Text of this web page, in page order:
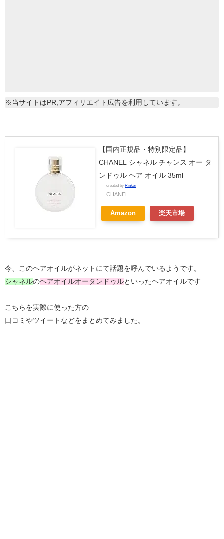
※当サイトはPR,アフィリエイト広告を利用しています。
【国内正規品・特別限定品】
CHANEL シャネル チャンス オー タ
ンドゥル ヘア オイル 35ml
created by Rinker
CHANEL
Amazon 楽天市場
今、このヘアオイルがネットにて話題を呼んでいるようです。
シャネルのヘアオイルオータンドゥルといったヘアオイルです
こちらを実際に使った方の
口コミやツイートなどをまとめてみました。